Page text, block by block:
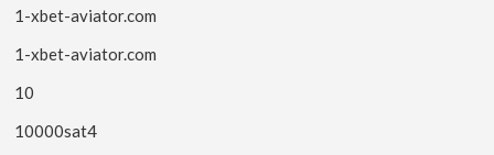
1-xbet-aviator.com
1-xbet-aviator.com
10
10000sat4